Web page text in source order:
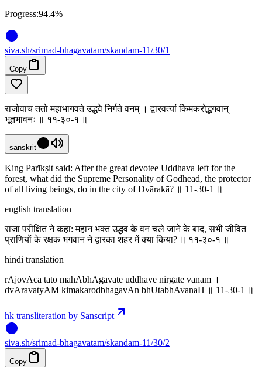
Progress:94.4%
siva.sh/srimad-bhagavatam/skandam-11/30/1
Copy
राजोवाच ततो महाभागवते उद्धवे निर्गते वनम् । द्वारवत्यां किमकरोद्भगवान्
भूतभावनः ॥ ११-३०-१ ॥
sanskrit
King Parīkṣit said: After the great devotee Uddhava left for the
forest, what did the Supreme Personality of Godhead, the protector
of all living beings, do in the city of Dvārakā? ॥ 11-30-1 ॥
english translation
राजा परीक्षित ने कहा: महान भक्त उद्धव के वन चले जाने के बाद, सभी जीवित
प्राणियों के रक्षक भगवान ने द्वारका शहर में क्या किया? ॥ ११-३०-१ ॥
hindi translation
rAjovAca tato mahAbhAgavate uddhave nirgate vanam ।
dvAravatyAM kimakarodbhagavAn bhUtabhAvanaH ॥ 11-30-1 ॥
hk transliteration by Sanscript
siva.sh/srimad-bhagavatam/skandam-11/30/2
Copy